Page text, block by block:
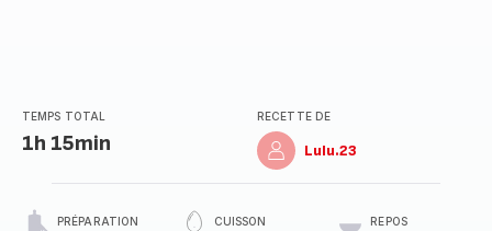
TEMPS TOTAL
1h 15min
RECETTE DE
Lulu.23
PRÉPARATION CUISSON REPOS